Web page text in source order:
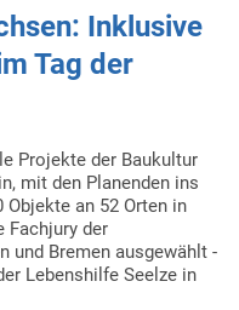
Inklusive
Tag der
Projekte der Baukultur
mit den Planenden ins
an 52 Orten in
Fachjury der
und Bremen ausgewählt -
Lebenshilfe Seelze in